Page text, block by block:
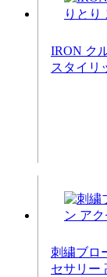
IRON ク
スタイリ
刺繍ブロ
セサリー